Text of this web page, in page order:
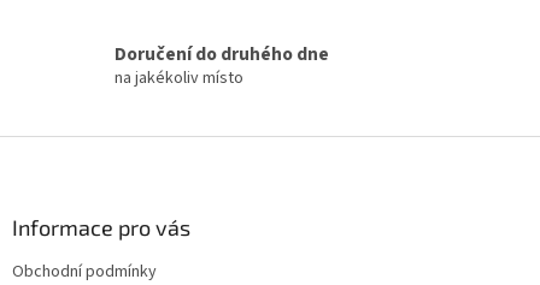
y
v
i
Doručení do druhého dne
na jakékoliv místo
Informace pro vás
Obchodní podmínky